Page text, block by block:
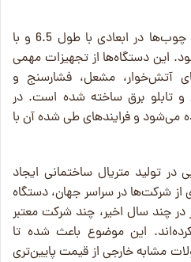
کوره ترمووود با توجه‌ به طول چوب‌ها در ابعادی با طول 6.5 و با
این دستگاه‌ها از تجهیزات مهمی
آتش‌خوار، مشعل، فشارسنج و
و تابلو برق ساخته شده است. در
می‌شود و فرایندهای طی شده آن با
در تولید متریال ساختمانی ایجاد
شرکت‌ها در سراسر جهان، دستگاه
در چند سال اخیر، چند شرکت معتبر
این موضوع باعث شده تا
مشابه خارجی از قیمت پایین‌تری